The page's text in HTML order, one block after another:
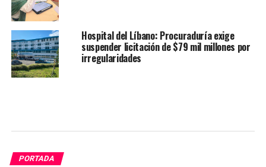
Hospital del Líbano: Procuraduría exige
suspender licitación de $79 mil millones por
irregularidades
PORTADA